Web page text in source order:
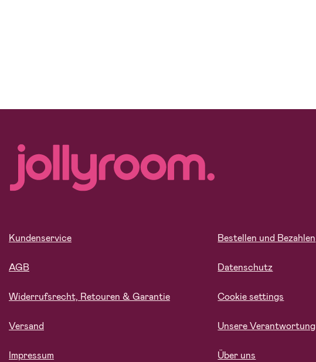
Kundenservice
AGB
Widerrufsrecht, Retouren & Garantie
Versand
Impressum
Bestellen und Bezahlen
Datenschutz
Cookie settings
Unsere Verantwortung
Über uns